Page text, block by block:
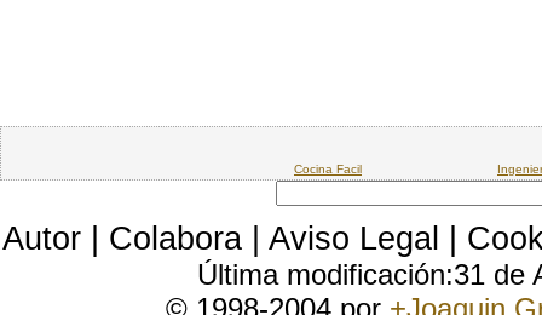
Cocina Facil
Autor Colabora Aviso Legal
Última modificación:31
© 1998-2004 por +Joaquin